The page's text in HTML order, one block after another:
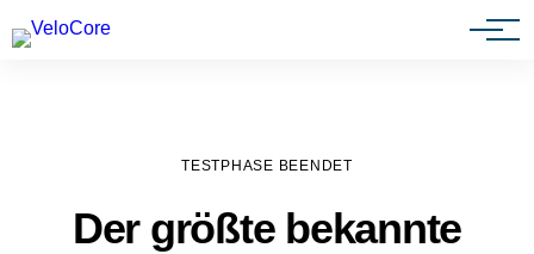
Agenturen & Webdesigner
TESTPHASE BEENDET
Der größte bekannte